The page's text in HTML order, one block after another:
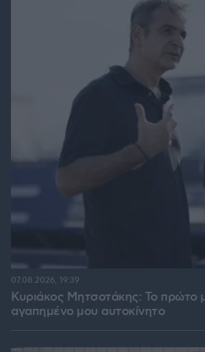
Κυριάκος Μητσοτάκης: Το πρώτο
αγαπημένο μου αυτοκίνητο
07.08.2026, 19:39